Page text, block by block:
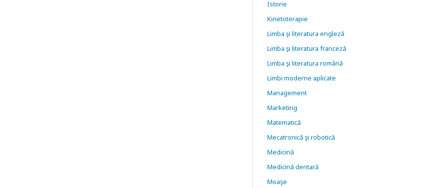
Istorie
Kinetoterapie
Limba şi literatura engleză
Limba şi literatura franceză
Limba şi literatura română
Limbi moderne aplicate
Management
Marketing
Matematică
Mecatronică şi robotică
Medicină
Medicină dentară
Moaşe